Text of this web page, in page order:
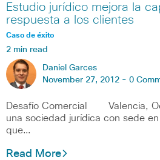
Estudio jurídico mejora la
respuesta a los clientes
Caso de éxito
2 min read
Daniel Garces
November 27, 2012 - 0
Desafío Comercial Valencia,
una sociedad jurídica con sede
que…
Read More